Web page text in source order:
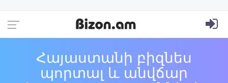
Հայաստանի բիզնես
պորտալ և անվճար